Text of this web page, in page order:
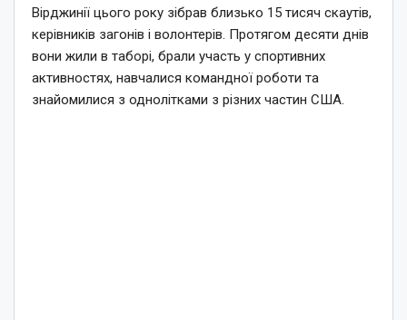
Вірджинії цього року зібрав близько 15 тисяч скаутів,
керівників загонів і волонтерів. Протягом десяти днів
вони жили в таборі, брали участь у спортивних
активностях, навчалися командної роботи та
знайомилися з однолітками з різних частин США.